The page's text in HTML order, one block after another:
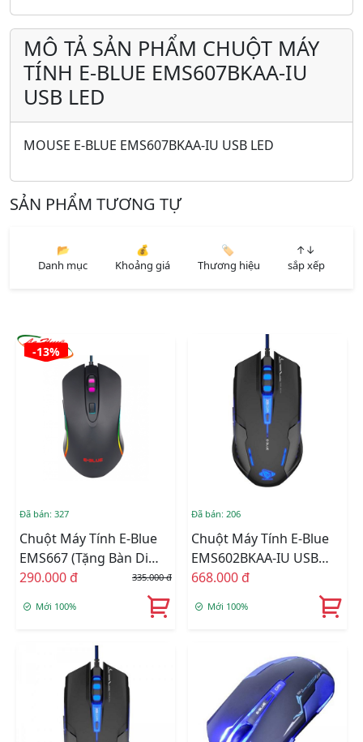
MÔ TẢ SẢN PHẨM CHUỘT MÁY
TÍNH E-BLUE EMS607BKAA-IU
USB LED
MOUSE E-BLUE EMS607BKAA-IU USB LED
SẢN PHẨM TƯƠNG TỰ
📂
Danh mục
💰
Khoảng giá
🏷️
Thương hiệu
↑↓
sắp xếp
-13%
Đã bán: 327
Chuột Máy Tính E-Blue
EMS667 (Tặng Bàn Di
Chuột)
290.000 đ 335.000 đ
Mới 100%
Đã bán: 206
Chuột Máy Tính E-Blue
EMS602BKAA-IU USB
LED
668.000 đ
Mới 100%